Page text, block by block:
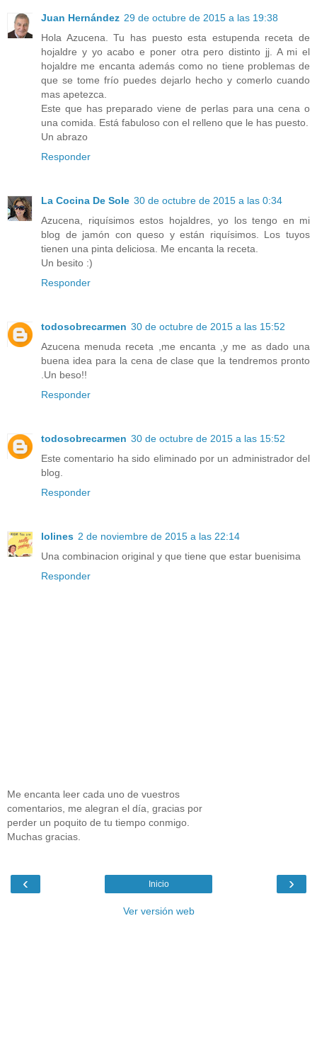
Juan Hernández 29 de octubre de 2015 a las 19:38
Hola Azucena. Tu has puesto esta estupenda receta de
hojaldre y yo acabo e poner otra pero distinto jj. A mi el
hojaldre me encanta además como no tiene problemas de
que se tome frío puedes dejarlo hecho y comerlo cuando
mas apetezca.
Este que has preparado viene de perlas para una cena o
una comida. Está fabuloso con el relleno que le has puesto.
Un abrazo
Responder
La Cocina De Sole 30 de octubre de 2015 a las 0:34
Azucena, riquísimos estos hojaldres, yo los tengo en mi
blog de jamón con queso y están riquísimos. Los tuyos
tienen una pinta deliciosa. Me encanta la receta.
Un besito :)
Responder
todosobrecarmen 30 de octubre de 2015 a las 15:52
Azucena menuda receta ,me encanta ,y me as dado una
buena idea para la cena de clase que la tendremos pronto
.Un beso!!
Responder
todosobrecarmen 30 de octubre de 2015 a las 15:52
Este comentario ha sido eliminado por un administrador del
blog.
Responder
lolines 2 de noviembre de 2015 a las 22:14
Una combinacion original y que tiene que estar buenisima
Responder
Me encanta leer cada uno de vuestros
comentarios, me alegran el día, gracias por
perder un poquito de tu tiempo conmigo.
Muchas gracias.
‹ ›
Inicio
Ver versión web